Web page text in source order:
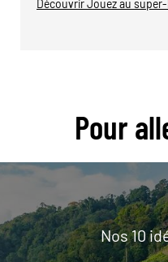
Découvrir Jouez au
Pour
Nos 10